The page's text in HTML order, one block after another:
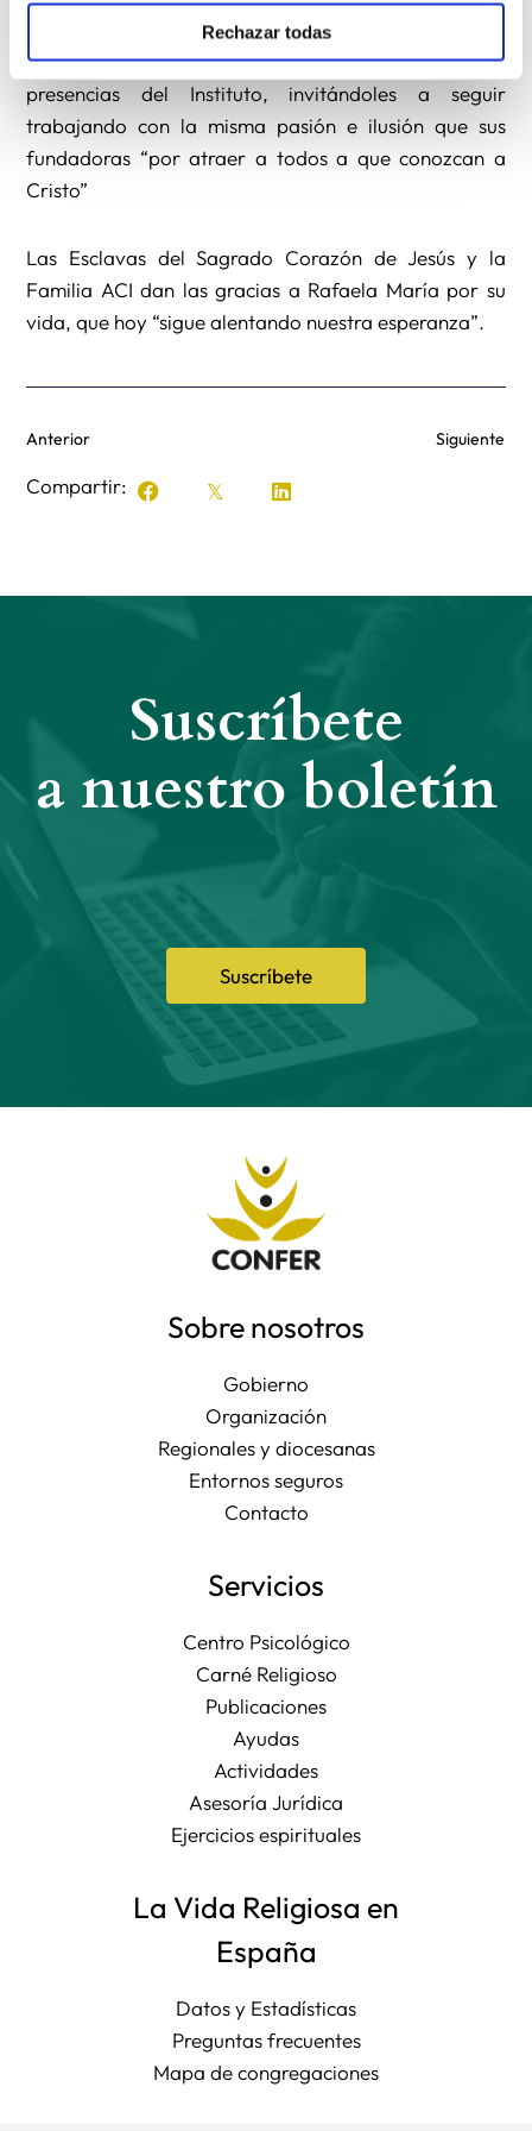
Rechazar todas
El Papa Francisco les hizo llegar su bendición por los
brotes de esperanza surgidos en las nuevas
presencias del Instituto, invitándoles a seguir
trabajando con la misma pasión e ilusión que sus
fundadoras “por atraer a todos a que conozcan a
Cristo”
Las Esclavas del Sagrado Corazón de Jesús y la
Familia ACI dan las gracias a Rafaela María por su
vida, que hoy “sigue alentando nuestra esperanza”.
Anterior Siguiente
Compartir:
Suscríbete
Suscríbete
a nuestro boletín
Sobre nosotros
Gobierno
Organización
Regionales y diocesanas
Entornos seguros
Contacto
Servicios
Centro Psicológico
Carné Religioso
Publicaciones
Ayudas
Actividades
Asesoría Jurídica
Ejercicios espirituales
La Vida Religiosa en
España
Datos y Estadísticas
Preguntas frecuentes
Mapa de congregaciones